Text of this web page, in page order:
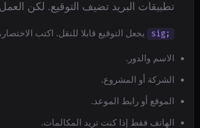
تطبيقات البريد تضيف التوقيع. لكن
;sig يجعل التوقيع قابلا للنقل. اكتب
الاسم والدور.
الشركة أو المشروع.
الموقع أو رابط الموعد.
الهاتف فقط إذا كنت تريد المكالمات.